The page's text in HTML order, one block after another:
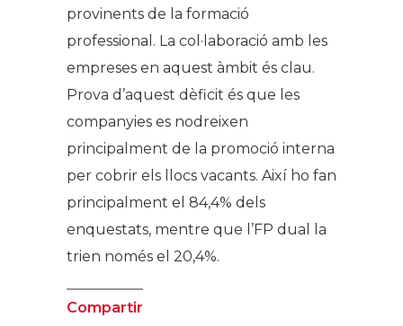
provinents de la formació
professional. La col·laboració amb les
empreses en aquest àmbit és clau.
Prova d’aquest dèficit és que les
companyies es nodreixen
principalment de la promoció interna
per cobrir els llocs vacants. Així ho fan
principalment el 84,4% dels
enquestats, mentre que l’FP dual la
trien només el 20,4%.
Compartir